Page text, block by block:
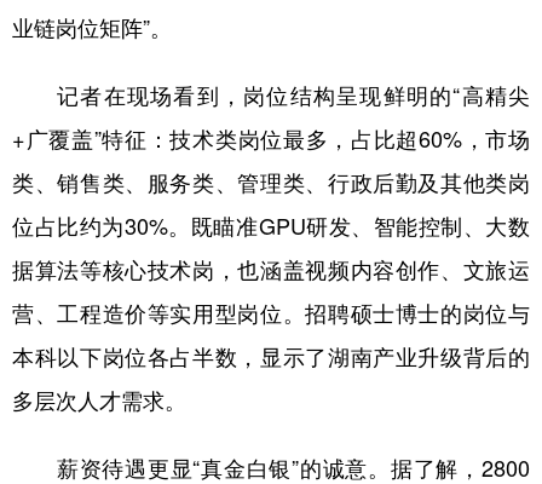
业链岗位矩阵”。
记者在现场看到，岗位结构呈现鲜明的“高精尖
+广覆盖”特征：技术类岗位最多，占比超60%，市场
类、销售类、服务类、管理类、行政后勤及其他类岗
位占比约为30%。既瞄准GPU研发、智能控制、大数
据算法等核心技术岗，也涵盖视频内容创作、文旅运
营、工程造价等实用型岗位。招聘硕士博士的岗位与
本科以下岗位各占半数，显示了湖南产业升级背后的
多层次人才需求。
薪资待遇更显“真金白银”的诚意。据了解，2800